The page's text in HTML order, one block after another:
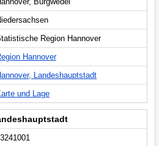
Region Hannover
Hannover
Landeshauptstadt
und Lage